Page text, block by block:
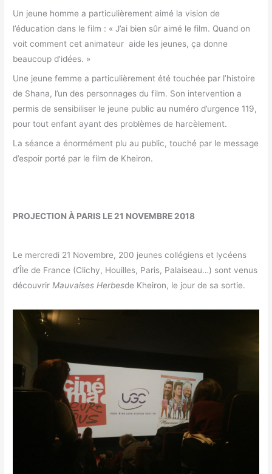
Un jeune homme a particulièrement aimé la vision de
l’éducation dans le film : « J’ai bien sûr aimé le film. Quand on
voit comment cet animateur aide les jeunes, ça donne
beaucoup d’idées. »
Une jeune femme a particulièrement été touchée par l’histoire
de Shana, l’un des personnages du film. Son intervention a
permis de sensibiliser le jeune public au numéro d’urgence 119,
pour tout enfant ayant des problèmes de harcèlement.
La séance a énormément plu au public, touché par le message
d’espoir porté par le film de Kheiron.
PROJECTION À PARIS LE 21 NOVEMBRE 2018
Le mercredi 21 Novembre, 200 jeunes collégiens et lycéens
d’Île de France (Clichy, Houilles, Paris, Palaiseau…) sont venus
découvrir Mauvaises Herbesde Kheiron, le jour de sa sortie.